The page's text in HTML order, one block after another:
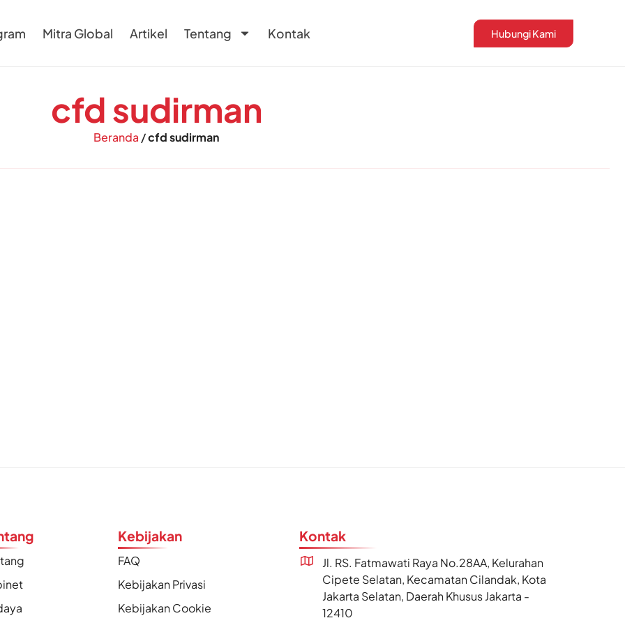
Mitra Global Artikel Tentang Kontak Hubungi Kami
cfd sudirman
Beranda /cfd sudirman
Kebijakan
FAQ
Kebijakan Privasi
Kebijakan Cookie
Kontak
Jl. RS. Fatmawati Raya No.28AA, Kelurahan
Cipete Selatan, Kecamatan Cilandak, Kota
Jakarta Selatan, Daerah Khusus Jakarta -
12410